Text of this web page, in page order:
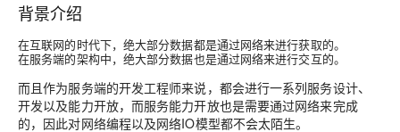
背景介绍
在互联网的时代下，绝大部分数据都是通过网络来进行获取的。
在服务端的架构中，绝大部分数据也是通过网络来进行交互的。
而且作为服务端的开发工程师来说，都会进行一系列服务设计、
开发以及能力开放，而服务能力开放也是需要通过网络来完成
的，因此对网络编程以及网络IO模型都不会太陌生。